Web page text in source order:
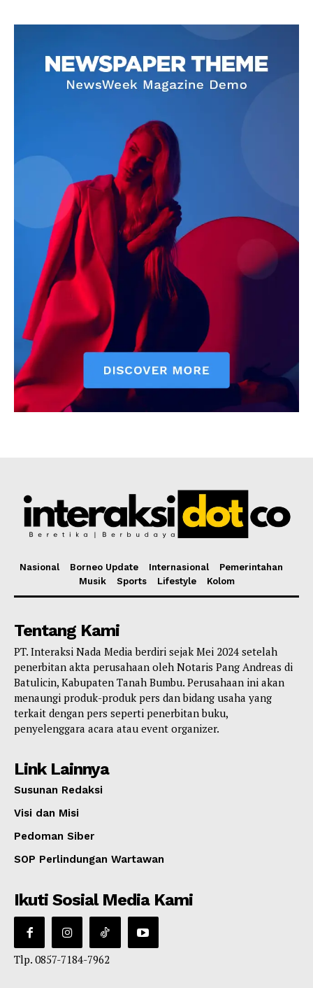
Nasional Borneo Update Internasional
Pemerintahan
Musik
Sports Lifestyle Kolom
Tentang Kami
PT. Interaksi Nada Media berdiri sejak Mei 2024 setelah
penerbitan akta perusahaan oleh Notaris Pang Andreas di
Batulicin, Kabupaten Tanah Bumbu. Perusahaan ini akan
menaungi produk-produk pers dan bidang usaha yang
terkait dengan pers seperti penerbitan buku,
penyelenggara acara atau event organizer.
Link Lainnya
Susunan Redaksi
Visi dan Misi
Pedoman Siber
SOP Perlindungan Wartawan
Ikuti Sosial Media Kami
Tlp. 0857-7184-7962